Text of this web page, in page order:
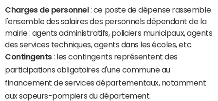
Charges de personnel : ce poste de dépense rassemble
l'ensemble des salaires des personnels dépendant de la
mairie : agents administratifs, policiers municipaux, agents
des services techniques, agents dans les écoles, etc.
Contingents: les contingents représentent des
participations obligatoires d'une commune au
financement de services départementaux, notamment
aux sapeurs-pompiers du département.